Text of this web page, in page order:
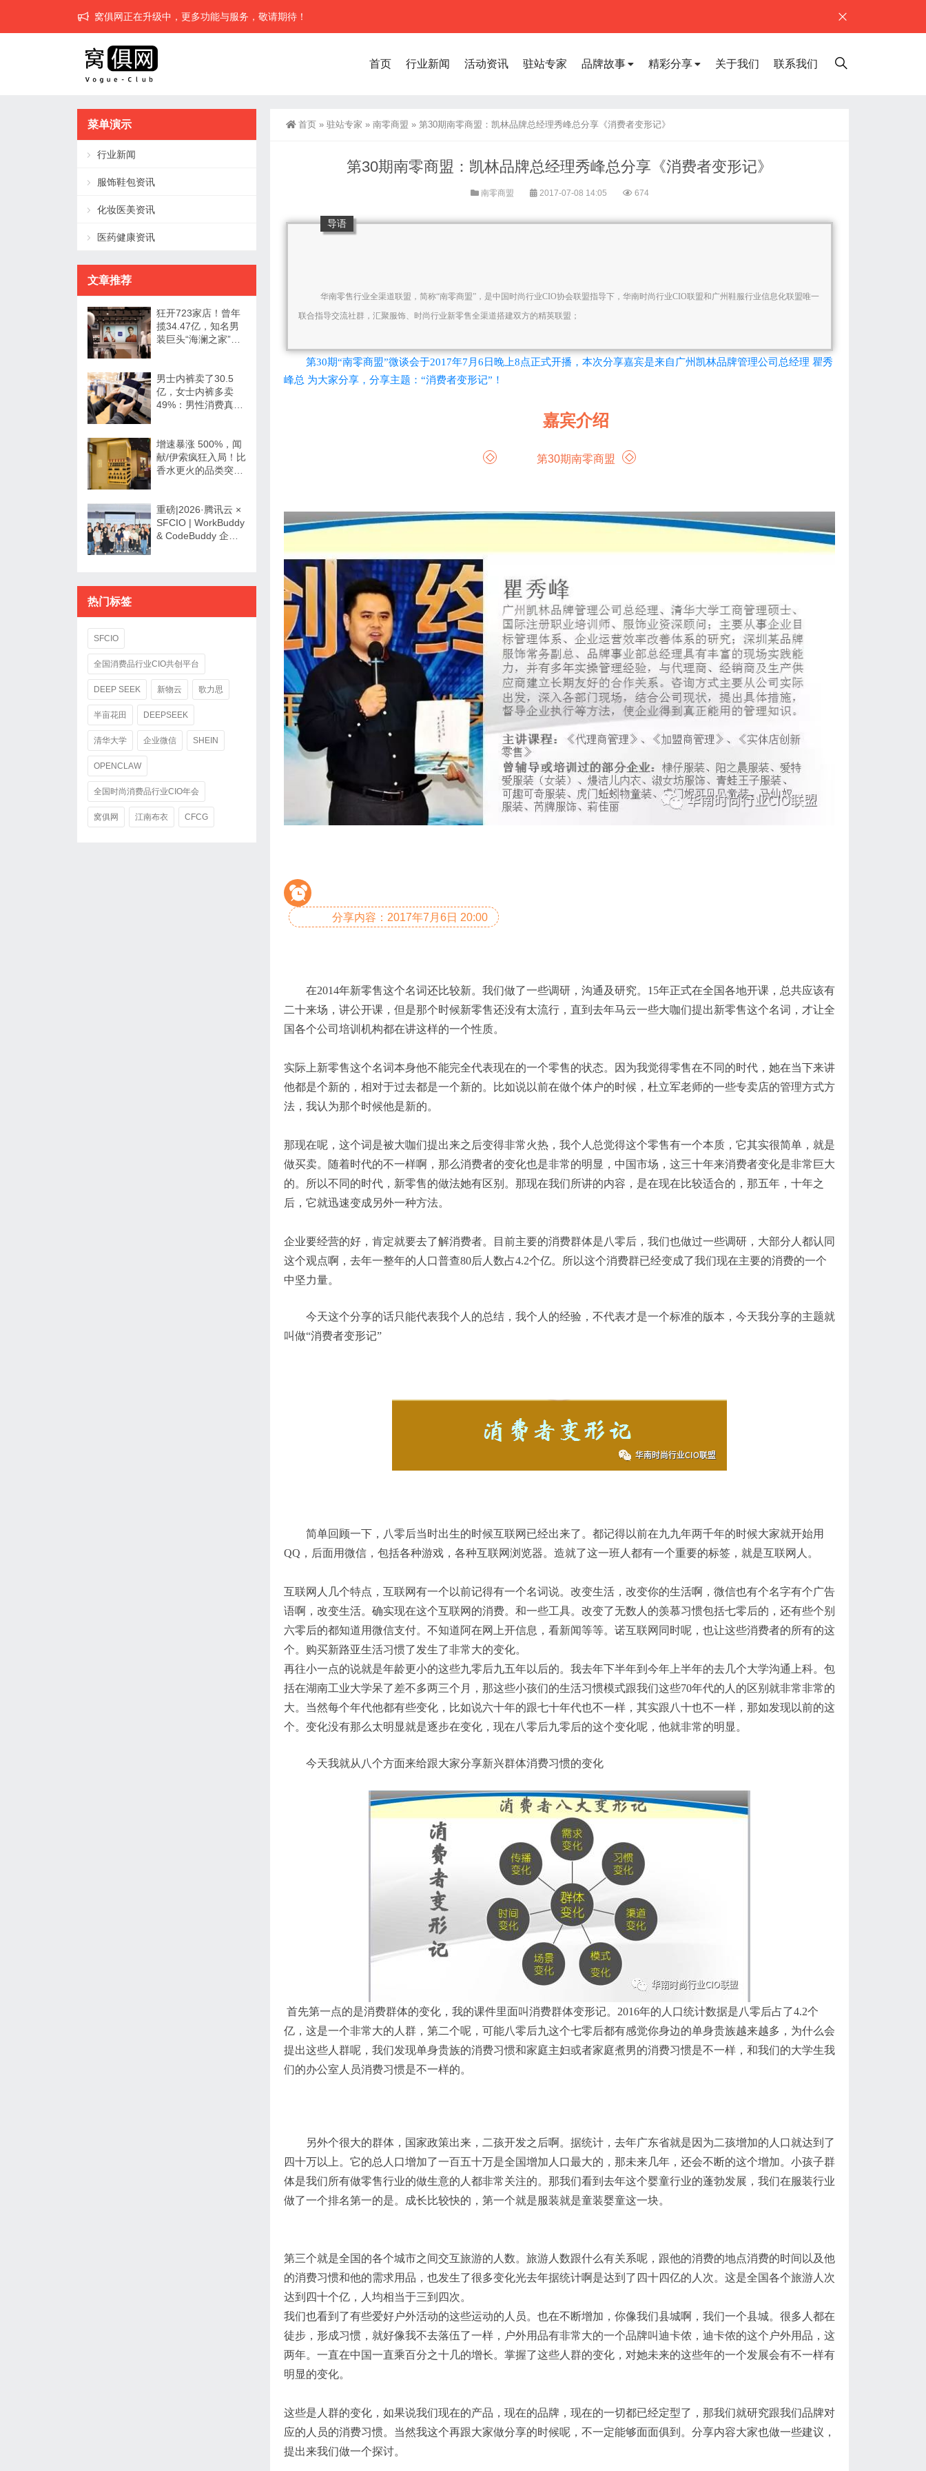
窝俱网正在升级中，更多功能与服务，敬请期待！
首页 行业新闻 活动资讯 驻站专家 品牌故事 精彩分享 关于我们 联系我们
首页 » 驻站专家 » 南零商盟 » 第30期南零商盟：凯林品牌总经理秀峰总分享《消费者变形记》
第30期南零商盟：凯林品牌总经理秀峰总分享《消费者变形记》
南零商盟 2017-07-08 14:05 674
导语
华南零售行业全渠道联盟，简称“南零商盟”，是中国时尚行业CIO协会联盟指导下，华南时尚行业CIO联盟和广州鞋服行业信息化联盟唯一
联合指导交流社群，汇聚服饰、时尚行业新零售全渠道搭建双方的精英联盟；
第30期“南零商盟”微谈会于2017年7月6日晚上8点正式开播，本次分享嘉宾是来自广州凯林品牌管理公司总经理 瞿秀
峰总 为大家分享，分享主题：“消费者变形记”！
嘉宾介绍
第30期南零商盟
分享内容：2017年7月6日 20:00
在2014年新零售这个名词还比较新。我们做了一些调研，沟通 及研究。15年正式在全国各地开课，总共应该有
二十来场 ，讲公开课 ，但是那个时候新零售还没有太流行，直到去年马云一些大咖们提出新零售这个名词 ， 才让全
国各个公司培训机构都在讲这样的一个性质。
实际上新零售这个名词本身他不能完全代表现在的一个零售的状态。 因为我觉得零售在不同的时代，她在当下来讲
他都是个新的 ， 相对于过去都是一个新的。比如说以前在做个体户的时候 ，杜立军老师的一些专卖店的管理方式方
法，我认为那个时候他是新的。
那现在呢，这个词是被大咖们提出来之后变得非常火热，我个人总觉得这个零售有一个本质 ，它其实很简单，就是
做买卖。
随着时代的不一样啊，那么消费者的变化也是非常的明显，中国市场，这三十年来消费者变化是非常巨大
的。所以不同的时代， 新零售的做法她有区别。那现在我们所讲的内容 ， 是在现在比较适合的， 那五年，十年之
后，它就迅速变成另外一种方法。
企业要经营的好， 肯定就要去了解消费者。 目前主要的消费群体是八零后 ，我们也做过一些调研 ， 大部分人都认同
这个观点啊，去年一整年的人口普查80后人数占4.2个亿。所以这个消费群已经变成了我们现在主要的消费的一个
中坚力量。
今天这个分享的话只能代表我个人的总结，我个人的经验， 不代表才是一个标准的版本， 今天我分享的主题就
叫做“消费者变形记”
简单回顾一下，八零后当时出生的时候互联网 已经出来了。都记得以前在九九年两千年的时候大家就开始用
QQ ，后面用微信，包括各种游戏，各种互联网浏览器。 造就了这一班人都有一个重要的标签 ， 就是互联网人。
互联网人几个特点，互联网有一个以前记得有一个名词说。改变生活，改变你的生活啊，微信也有个名字有个广告
语啊，改变生活。确实现在这个互联网的消费。和一些工具。改变了无数人的羡慕习惯包括七零后的，还有些个别
六零后的都知道用微信支付。不知道阿在网上开信息，看新闻等等。诺互联网同时呢，也让这些消费者的所有的这
个。购买新路亚生活习惯了发生了非常大的变化。
再往小一点的说就是年龄更小的这些九零后九五年以后的。我去年下半年到今年上半年的去几个大学沟通上科。包
括在湖南工业大学呆了差不多两三个月，那这些小孩们的生活习惯模式跟我们这些70年代的人的区别就非常非常的
大。当然每个年代他都有些变化，比如说六十年的跟七十年代也不一样，其实跟八十也不一样，那如发现以前的这
个。变化没有那么太明显就是逐步在变化，现在八零后九零后的这个变化呢，他就非常的明显 。
今天我就从八个方面来给跟大家分享新兴群体消费习惯的变化
首先第一点的是消费群体的变化，我的课件里面叫消费群体变形记。2016年的人口统计数据是八零后占了4.2个
亿，这是一个非常大的人群，第二个呢，可能八零后九这个七零后都有感觉你身边的单身贵族越来越多，为什么会
提出这些人群呢， 我们发现单身贵族的消费习惯和家庭主妇或者家庭煮男的消费习惯是不一样，和我们的大学生我
们的办公室人员消费习惯是不一样的。
另外个很大的群体 ， 国家政策出来， 二孩开发之后啊。据统计，去年广东省就是因为二孩增加的人口就达到了
四十万以上。它的总人口增加了一百五十万是全国增加人口最大的 ， 那未来几年，还会不断的这个增加。小孩子群
体是我们所有做零售行业的做生意的人都非常关注的。那我们看到去年这个婴童行业的蓬勃发展，我们在服装行业
做了一个排名第一的是。成长比较快的，第一个就是服装就是童装婴童这一块。
第三个就是全国的各个城市之间交互旅游的人数。 旅游人数跟什么有关系呢，跟他的消费的地点消费的时间以及他
的消费习惯和他的需求用品，也发生了很多变化光去年据统计啊是达到了四十四亿的人次。这是全国各个旅游人次
达到四十个亿，人均相当于三到四次。
我们也看到了有些爱好户外活动的这些运动的人员。也在不断增加，你像我们县城啊，我们一个县城。很多人都在
徒步，形成习惯，就好像我不去落伍了一样， 户外用品有非常大的一个品牌叫迪卡侬，迪卡侬的这个户外用品，这
两年。一直在中国一直乘百分之十几的增长。掌握了这些人群的变化，对她未来的这些年的一个发展会有不一样有
明显的变化。
这些是人群的变化，如果说我们现在的产品 ， 现在的品牌，现在的一切都已经定型了，那我们就研究跟我们品牌对
应的人员的消费习惯。当然我这个再跟大家做分享的时候呢，不一定能够面面俱到。 分享内容大家也做一些建议，
提出来我们做一个探讨。
菜单演示
行业新闻
服饰鞋包资讯
化妆医美资讯
医药健康资讯
文章推荐
狂开723家店！曾年
揽34.47亿，知名男
装巨头“海澜之家”帮
男士内裤卖了30.5
亿，女士内裤多卖
49%：男性消费真的
增速暴涨 500%，闻
献/伊索疯狂入局！比
香水更火的品类突然
重磅|2026·腾讯云 ×
SFCIO | WorkBuddy
& CodeBuddy 企业
热门标签
SFCIO
全国消费品行业CIO共创平台
DEEP SEEK 新物云 歌力思
半亩花田 DEEPSEEK
清华大学 企业微信 SHEIN
OPENCLAW
全国时尚消费品行业CIO年会
窝俱网 江南布衣 CFCG